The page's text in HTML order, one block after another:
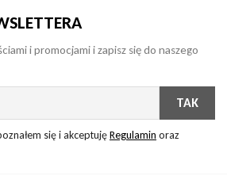
i promocjami i zapisz się do naszego
się i akceptujęRegulamin oraz